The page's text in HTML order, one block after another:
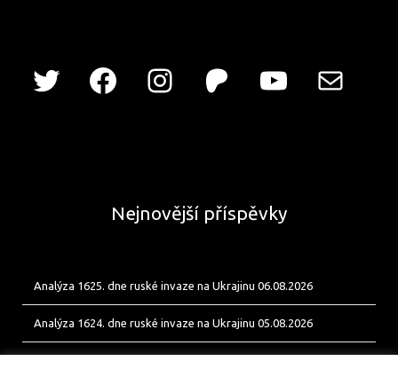
Nejnovější příspěvky
Analýza 1625. dne ruské invaze na Ukrajinu 06.08.2026
Analýza 1624. dne ruské invaze na Ukrajinu 05.08.2026